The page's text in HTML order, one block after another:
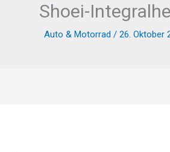
Shoei-
Auto & Motorrad / 26. Oktober